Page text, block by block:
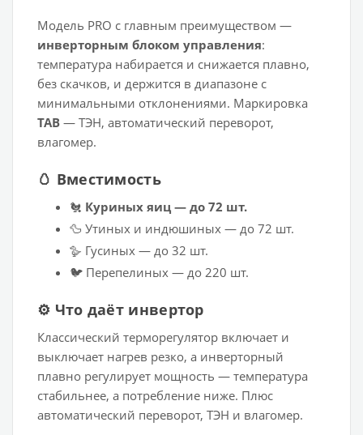
Модель PRO с главным преимуществом —
инверторным блоком управления:
температура набирается и снижается плавно,
без скачков, и держится в диапазоне с
минимальными отклонениями. Маркировка
ТАВ — ТЭН, автоматический переворот,
влагомер.
🥚 Вместимость
🐔 Куриных яиц — до 72 шт.
🦆 Утиных и индюшиных — до 72 шт.
🪿 Гусиных — до 32 шт.
🐦 Перепелиных — до 220 шт.
⚙️ Что даёт инвертор
Классический терморегулятор включает и
выключает нагрев резко, а инверторный
плавно регулирует мощность — температура
стабильнее, а потребление ниже. Плюс
автоматический переворот, ТЭН и влагомер.